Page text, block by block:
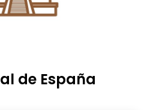
de España